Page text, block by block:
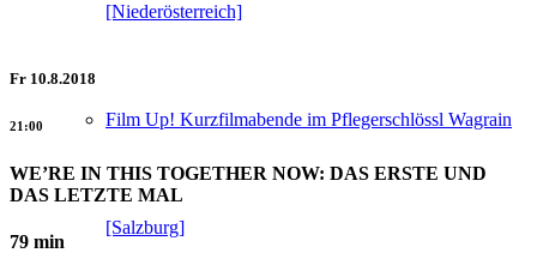
[Niederösterreich]
Film Up! Kurzfilmabende im Pflegerschlössl Wagrain
[Salzburg]
Fr 10.8.2018
21:00
WE’RE IN THIS TOGETHER NOW: DAS ERSTE UND
DAS LETZTE MAL
79 min